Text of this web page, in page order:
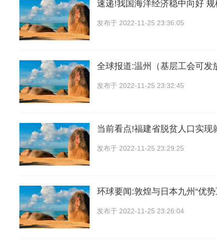
速递!我国海洋经济稳中向好
发布于 2022-11-25 23:36:05
全球报道:温州（基层工会可发
发布于 2022-11-25 23:32:45
当前看点!福建省脱贫人口实现
发布于 2022-11-25 23:29:25
环球要闻:敦煌与日本九州“优势
发布于 2022-11-25 23:26:04